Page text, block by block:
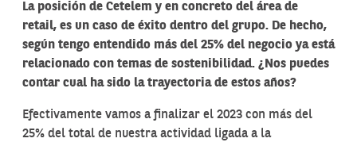
La posición de Cetelem y en concreto del área de
retail, es un caso de éxito dentro del grupo. De hecho,
según tengo entendido más del 25% del negocio ya está
relacionado con temas de sostenibilidad. ¿Nos puedes
contar cual ha sido la trayectoria de estos años?
Efectivamente vamos a finalizar el 2023 con más del
25% del total de nuestra actividad ligada a la